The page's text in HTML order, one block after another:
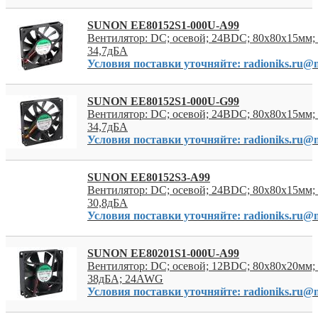
SUNON EE80152S1-000U-A99
Вентилятор: DC; осевой; 24ВDC; 80x80x15мм;
34,7дБА
Условия поставки уточняйте:
SUNON EE80152S1-000U-G99
Вентилятор: DC; осевой; 24ВDC; 80x80x15мм;
34,7дБА
Условия поставки уточняйте:
SUNON EE80152S3-A99
Вентилятор: DC; осевой; 24ВDC; 80x80x15мм;
30,8дБА
Условия поставки уточняйте:
SUNON EE80201S1-000U-A99
Вентилятор: DC; осевой; 12ВDC; 80x80x20мм;
38дБА; 24AWG
Условия поставки уточняйте: